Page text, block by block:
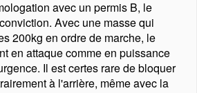
avec un permis B, le
Avec une masse qui
200kg en ordre de marche, le
en attaque comme en puissance
Il est certes rare de bloquer
à l'arrière, même avec la